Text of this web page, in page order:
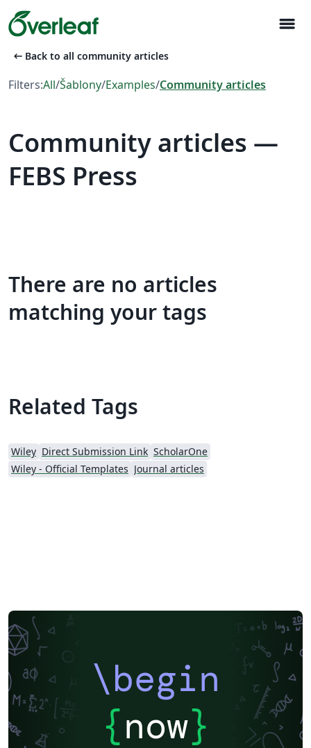
menu
arrow_left_alt Back to all community articles
Filters:All/Šablony/Examples/Community articles
Community articles —
FEBS Press
There are no articles
matching your tags
Related Tags
Wiley Direct Submission Link ScholarOne
Wiley - Official Templates Journal articles
\begin
{now}